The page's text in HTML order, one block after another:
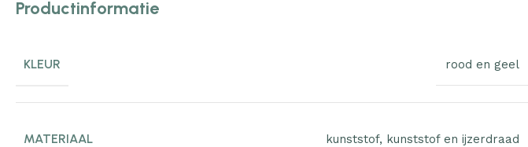
Productinformatie
KLEUR rood en geel
MATERIAAL kunststof, kunststof en ijzerdraad